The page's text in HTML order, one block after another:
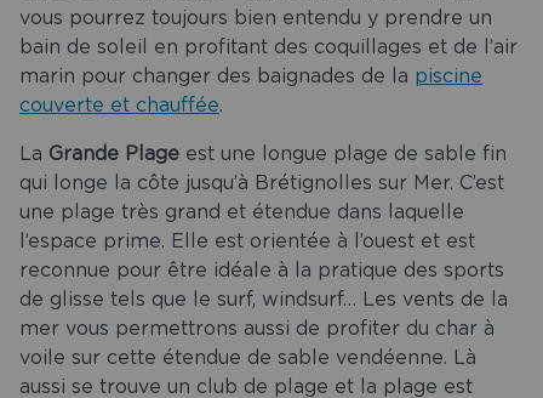
vous pourrez toujours bien entendu y prendre un
bain de soleil en profitant des coquillages et de l’air
marin pour changer des baignades de la piscine
couverte et chauffée.
La Grande Plage est une longue plage de sable fin
qui longe la côte jusqu’à Brétignolles sur Mer. C’est
une plage très grand et étendue dans laquelle
l’espace prime. Elle est orientée à l’ouest et est
reconnue pour être idéale à la pratique des sports
de glisse tels que le surf, windsurf… Les vents de la
mer vous permettrons aussi de profiter du char à
voile sur cette étendue de sable vendéenne. Là
aussi se trouve un club de plage et la plage est